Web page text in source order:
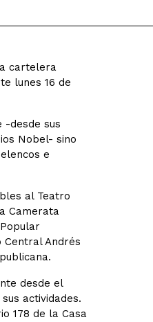
cartelera
lunes 16 de
-desde sus
Nobel- sino
e
al Teatro
Camerata
Central Andrés
desde el
actividades.
178 de la Casa